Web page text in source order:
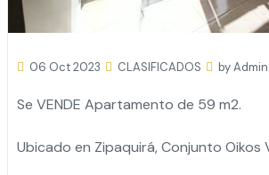
06 Oct 2023 CLASIFICADOS by Admin
Se VENDE Apartamento de 59 m2.
Ubicado en Zipaquirá, Conjunto Oikos